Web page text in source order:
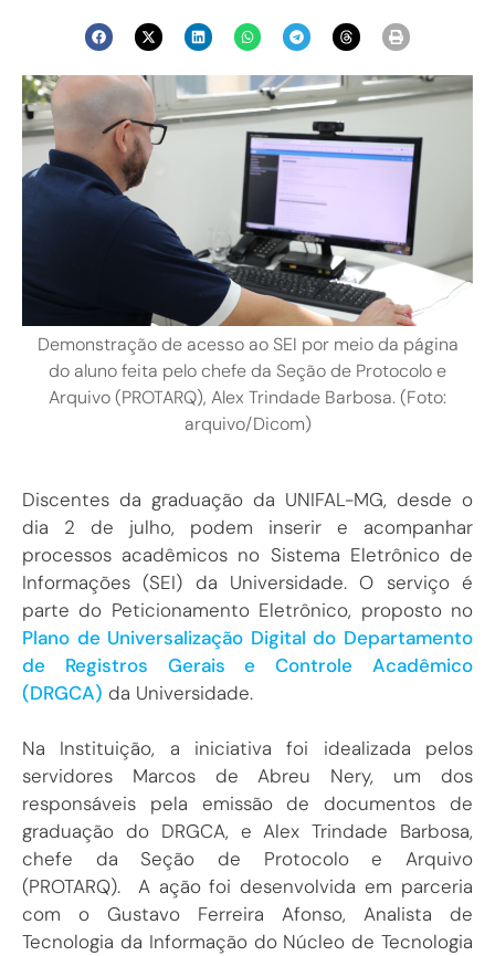
Demonstração de acesso ao SEI por meio da página
do aluno feita pelo chefe da Seção de Protocolo e
Arquivo (PROTARQ), Alex Trindade Barbosa. (Foto:
arquivo/Dicom)
Discentes da graduação da UNIFAL-MG, desde o
dia 2 de julho, podem inserir e acompanhar
processos acadêmicos no Sistema Eletrônico de
Informações (SEI) da Universidade. O serviço é
parte do Peticionamento Eletrônico, proposto no
Plano de Universalização Digital do Departamento
de Registros Gerais e Controle Acadêmico
(DRGCA) da Universidade.
Na Instituição, a iniciativa foi idealizada pelos
servidores Marcos de Abreu Nery, um dos
responsáveis pela emissão de documentos de
graduação do DRGCA, e Alex Trindade Barbosa,
chefe da Seção de Protocolo e Arquivo
(PROTARQ). A ação foi desenvolvida em parceria
com o Gustavo Ferreira Afonso, Analista de
Tecnologia da Informação do Núcleo de Tecnologia